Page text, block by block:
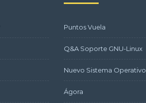
Puntos Vuela
Q&A Soporte GNU-Linux
Nuevo Sistema Operativo
Ágora